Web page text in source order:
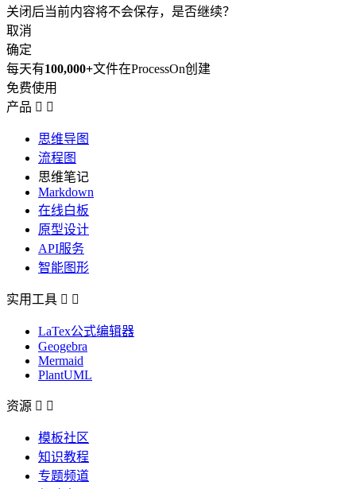
关闭后当前内容将不会保存，是否继续？
取消
确定
每天有100,000+文件在ProcessOn创建
免费使用
产品  
思维导图
流程图
思维笔记
Markdown
在线白板
原型设计
API服务
智能图形
实用工具  
LaTex公式编辑器
Geogebra
Mermaid
PlantUML
资源  
模板社区
知识教程
专题频道